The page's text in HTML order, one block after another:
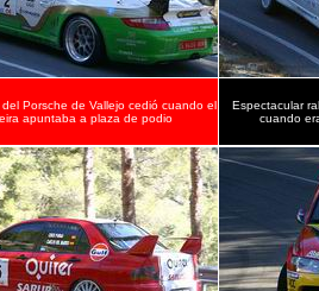
Porsche de Vallejo cedió cuando el
apuntaba a plaza de podio
Espectacular
cuando